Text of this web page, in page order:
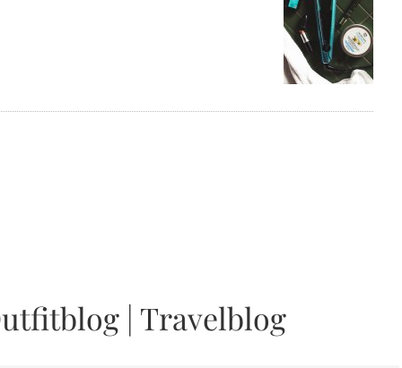
| Travelblog